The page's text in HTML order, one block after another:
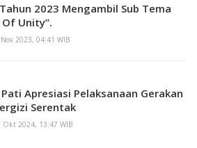
2023 Mengambil Sub Tema
Unity”.
2023, 04:41 WIB
Pati Apresiasi Pelaksanaan Gerakan
Serentak
Okt 2024, 13:47 WIB